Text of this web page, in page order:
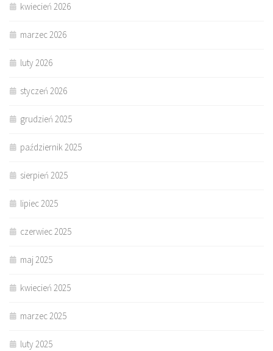
kwiecień 2026
marzec 2026
luty 2026
styczeń 2026
grudzień 2025
październik 2025
sierpień 2025
lipiec 2025
czerwiec 2025
maj 2025
kwiecień 2025
marzec 2025
luty 2025